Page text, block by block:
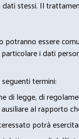
stessi. Il
potranno essere
i dati
termini:
di legge, di
al rapporto
potrà